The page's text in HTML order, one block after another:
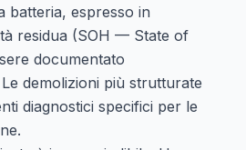
batteria, espresso in
residua (SOH — State of
documentato
demolizioni più strutturate
diagnostici specifici per le